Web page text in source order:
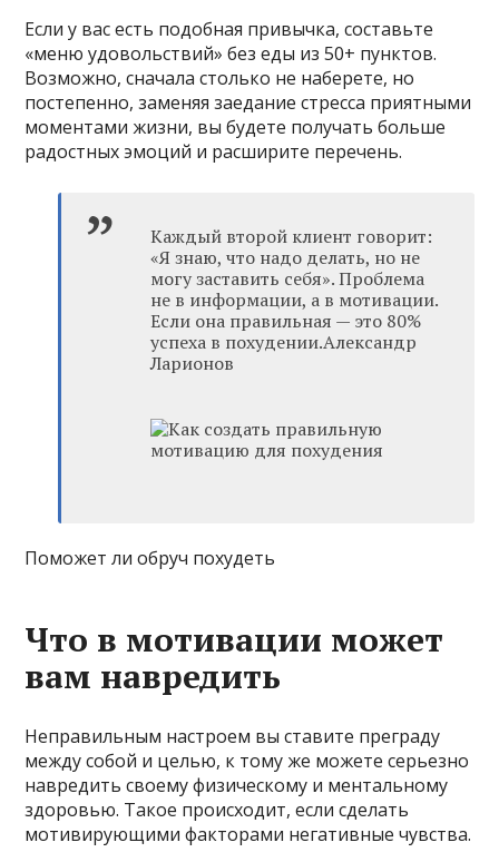
Если у вас есть подобная привычка, составьте
«меню удовольствий» без еды из 50+ пунктов.
Возможно, сначала столько не наберете, но
постепенно, заменяя заедание стресса приятными
моментами жизни, вы будете получать больше
радостных эмоций и расширите перечень.
Каждый второй клиент говорит:
«Я знаю, что надо делать, но не
могу заставить себя». Проблема
не в информации, а в мотивации.
Если она правильная — это 80%
успеха в похудении.Александр
Ларионов
Поможет ли обруч похудеть
Что в мотивации может
вам навредить
Неправильным настроем вы ставите преграду
между собой и целью, к тому же можете серьезно
навредить своему физическому и ментальному
здоровью. Такое происходит, если сделать
мотивирующими факторами негативные чувства.